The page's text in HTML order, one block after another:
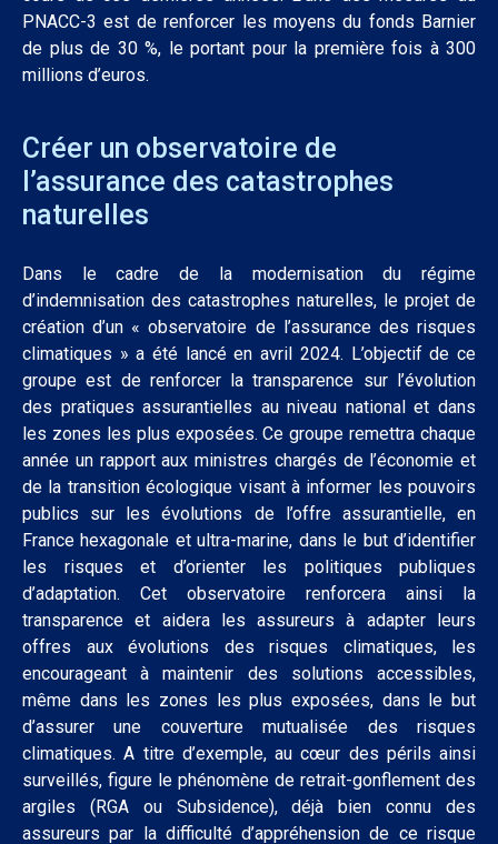
PNACC-3 est de renforcer les moyens du fonds Barnier
de plus de 30 %, le portant pour la première fois à 300
millions d’euros.
Créer un observatoire de
l’assurance des catastrophes
naturelles
Dans le cadre de la modernisation du régime
d’indemnisation des catastrophes naturelles, le projet de
création d’un « observatoire de l’assurance des risques
climatiques » a été lancé en avril 2024. L’objectif de ce
groupe est de renforcer la transparence sur l’évolution
des pratiques assurantielles au niveau national et dans
les zones les plus exposées. Ce groupe remettra chaque
année un rapport aux ministres chargés de l’économie et
de la transition écologique visant à informer les pouvoirs
publics sur les évolutions de l’offre assurantielle, en
France hexagonale et ultra-marine, dans le but d’identifier
les risques et d’orienter les politiques publiques
d’adaptation. Cet observatoire renforcera ainsi la
transparence et aidera les assureurs à adapter leurs
offres aux évolutions des risques climatiques, les
encourageant à maintenir des solutions accessibles,
même dans les zones les plus exposées, dans le but
d’assurer une couverture mutualisée des risques
climatiques. A titre d’exemple, au cœur des périls ainsi
surveillés, figure le phénomène de retrait-gonflement des
argiles (RGA ou Subsidence), déjà bien connu des
assureurs par la difficulté d’appréhension de ce risque